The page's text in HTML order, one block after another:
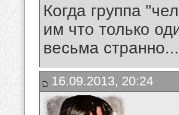
Когда группа
им что только
весьма
16.09.2013, 20:24